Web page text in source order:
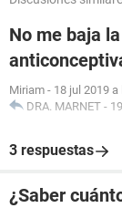
No me baja
Miriam - 18 jul 2019 a
DRA. MARNET -
3 respuestas
¿Saber